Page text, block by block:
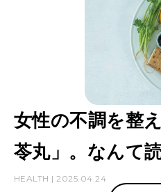
女性の不調を整
苓丸」。なんて
HEALTH | 2025.04.24